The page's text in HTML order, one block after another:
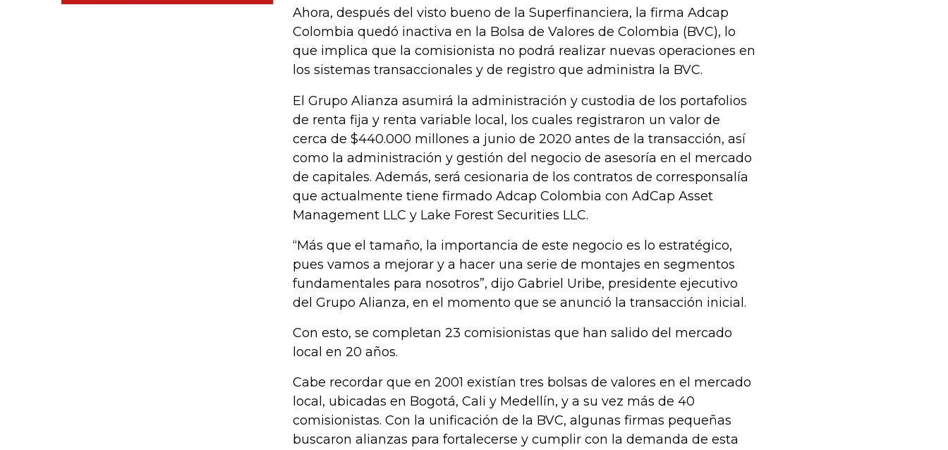
Ahora, después del visto bueno de la Superfinanciera, la firma Adcap
Colombia quedó inactiva en la Bolsa de Valores de Colombia (BVC), lo
que implica que la comisionista no podrá realizar nuevas operaciones en
los sistemas transaccionales y de registro que administra la BVC.
El Grupo Alianza asumirá la administración y custodia de los portafolios
de renta fija y renta variable local, los cuales registraron un valor de
cerca de $440.000 millones a junio de 2020 antes de la transacción, así
como la administración y gestión del negocio de asesoría en el mercado
de capitales. Además, será cesionaria de los contratos de corresponsalía
que actualmente tiene firmado Adcap Colombia con AdCap Asset
Management LLC y Lake Forest Securities LLC.
“Más que el tamaño, la importancia de este negocio es lo estratégico,
pues vamos a mejorar y a hacer una serie de montajes en segmentos
fundamentales para nosotros”, dijo Gabriel Uribe, presidente ejecutivo
del Grupo Alianza, en el momento que se anunció la transacción inicial.
Con esto, se completan 23 comisionistas que han salido del mercado
local en 20 años.
Cabe recordar que en 2001 existían tres bolsas de valores en el mercado
local, ubicadas en Bogotá, Cali y Medellín, y a su vez más de 40
comisionistas. Con la unificación de la BVC, algunas firmas pequeñas
buscaron alianzas para fortalecerse y cumplir con la demanda de esta